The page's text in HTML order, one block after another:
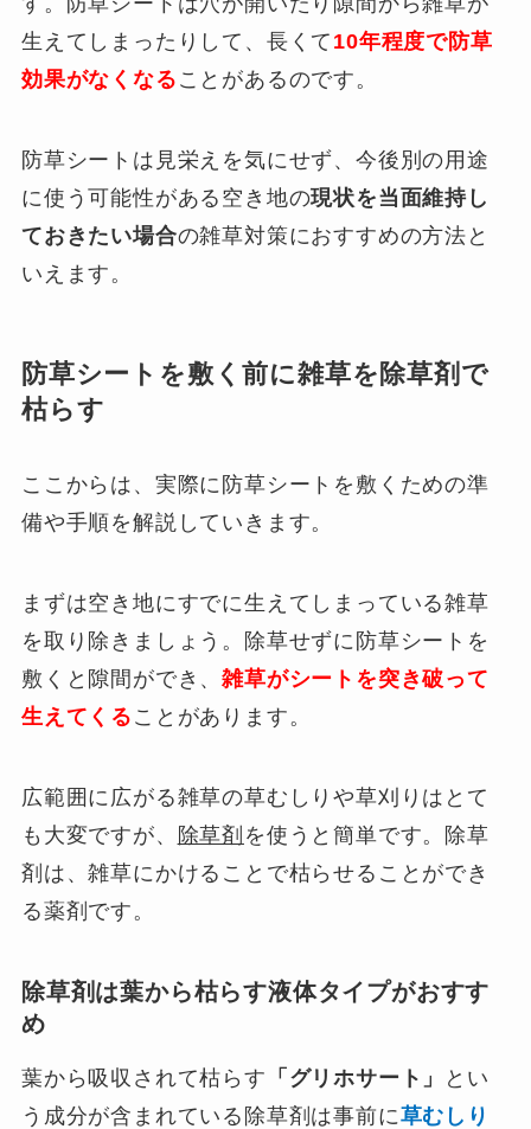
生えてしまったりして、長くて 10年程度で防草
効果がなくなる ことがあるのです。
防草シートは見栄えを気にせず、今後別の用途
に使う可能性がある空き地の現状を当面維持し
ておきたい場合の雑草対策におすすめの方法と
いえます。
防草シートを敷く前に雑草を除草剤で
枯らす
ここからは、実際に防草シートを敷くための準
備や手順を解説していきます。
まずは空き地にすでに生えてしまっている雑草
を取り除きましょう。除草せずに防草シートを
敷くと隙間ができ、雑草がシートを突き破って
生えてくる ことがあります。
広範囲に広がる雑草の草むしりや草刈りはとて
も大変ですが、
除草剤 を使うと簡単です。除草
剤は、雑草にかけることで枯らせることができ
る薬剤です。
除草剤は葉から枯らす液体タイプがおすす
め
葉から吸収されて枯らす 「グリホサート」
とい
う成分が含まれている除草剤は事前に草むしり